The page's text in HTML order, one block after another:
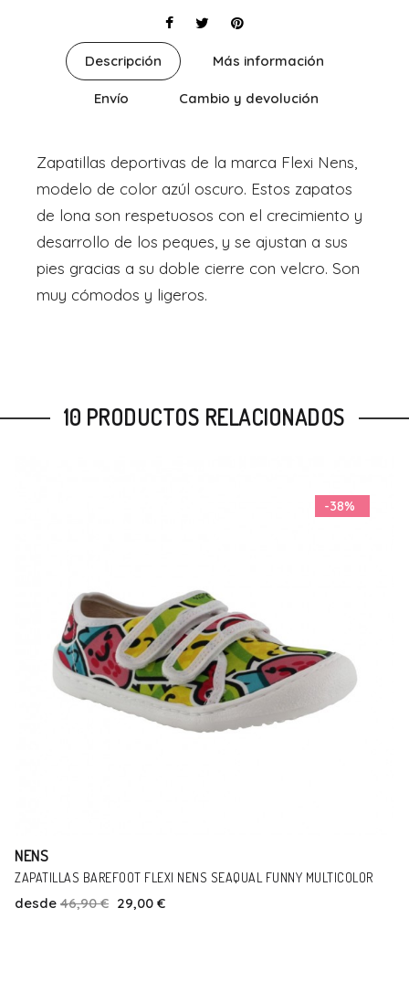
Descripción Más información
Envío Cambio y devolución
Zapatillas deportivas de la marca Flexi Nens,
modelo de color azúl oscuro. Estos zapatos
de lona son respetuosos con el crecimiento y
desarrollo de los peques, y se ajustan a sus
pies gracias a su doble cierre con velcro. Son
muy cómodos y ligeros.
10 PRODUCTOS RELACIONADOS
-11%
NENS
ZAPATOS BAREFOOT FLEXI NENS 9030-R GRIS ESTRELLAS
desde 55,90 € 50,00 €